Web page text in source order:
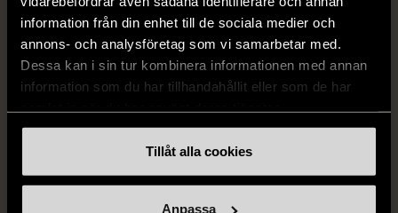
information från din enhet till de sociala medier och
annons- och analysföretag som vi samarbetar med.
Dessa kan i sin tur kombinera informationen med annan
information som du har tillhandahållit eller som de har
Tillåt alla cookies
Anpassa
1/5
IKEA Vit blomformad vas
Gott skick
IKEA
Randiga blomkrukor i set
Gott skick